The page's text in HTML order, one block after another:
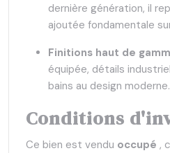
dernière génération, il
ajoutée fondamentale
Finitions haut de
équipée, détails
bains au design moderne.
Conditions
Ce bien est vendu occupé ,